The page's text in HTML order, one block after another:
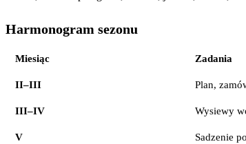
Harmonogram sezonu
Miesiąc Zadania
II–III Plan,
III–IV Wysiewy
V Sadzenie